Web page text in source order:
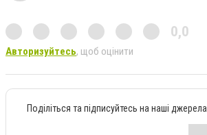
0,0
Авторизуйтесь, щоб оцінити
Поділіться та підписуйтесь на наші джерела